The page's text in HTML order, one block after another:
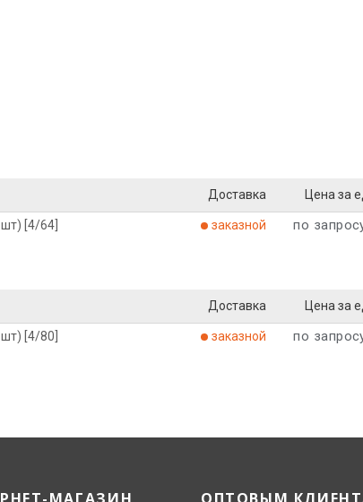
Доставка Цена за
[4/64] заказной по
Доставка Цена за
[4/80] заказной по